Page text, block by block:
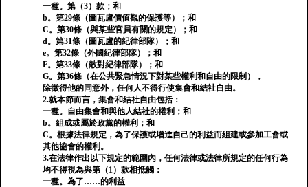
一種。第（3）款；和
b。第29條（圖瓦盧價值觀的保護等）；和
C。第30條（與某些官員有關的規定）；和
d。第31條（圖瓦盧的紀律部隊）；和
e。第32條（外國紀律部隊）；和
F。第33條（敵對紀律部隊）；和
G。第36條（在公共緊急情況下對某些權利和自由的限制），
除徵得他的同意外，任何人不得行使集會和結社自由。
2.就本節而言，集會和結社自由包括：
一種。自由集會和與他人結社的權利；和
b。組成或屬於政黨的權利；和
C。根據法律規定，為了保護或增進自己的利益而組建或參加工會或
其他協會的權利。
3.在法律作出以下規定的範圍內，任何法律或法律所規定的任何行為
均不得視為與第（1）款相抵觸：
一種。為了……的利益